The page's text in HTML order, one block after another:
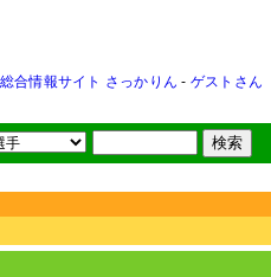
合情報サイト さっかりん - ゲストさん